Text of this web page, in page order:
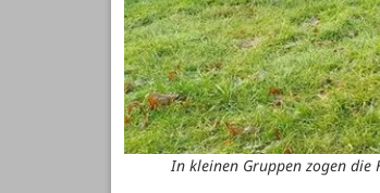
In kleinen Gruppen zogen die